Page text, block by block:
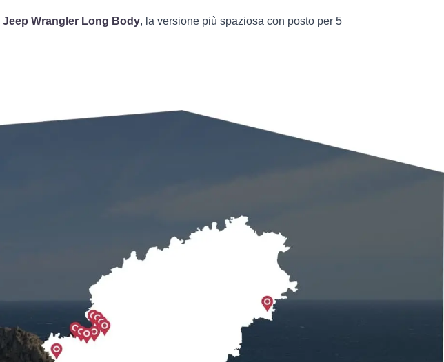
Jeep Wrangler Long Body, la versione più spaziosa con posto per 5